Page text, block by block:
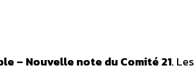
– Nouvelle note du Comité 21.